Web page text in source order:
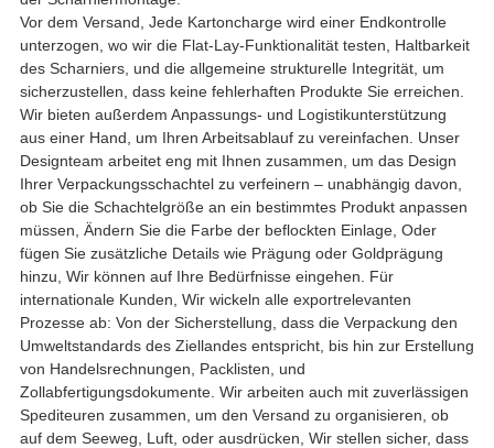
Vor dem Versand, Jede Kartoncharge wird einer Endkontrolle
unterzogen, wo wir die Flat-Lay-Funktionalität testen, Haltbarkeit
des Scharniers, und die allgemeine strukturelle Integrität, um
sicherzustellen, dass keine fehlerhaften Produkte Sie erreichen.
Wir bieten außerdem Anpassungs- und Logistikunterstützung
aus einer Hand, um Ihren Arbeitsablauf zu vereinfachen. Unser
Designteam arbeitet eng mit Ihnen zusammen, um das Design
Ihrer Verpackungsschachtel zu verfeinern – unabhängig davon,
ob Sie die Schachtelgröße an ein bestimmtes Produkt anpassen
müssen, Ändern Sie die Farbe der beflockten Einlage, Oder
fügen Sie zusätzliche Details wie Prägung oder Goldprägung
hinzu, Wir können auf Ihre Bedürfnisse eingehen. Für
internationale Kunden, Wir wickeln alle exportrelevanten
Prozesse ab: Von der Sicherstellung, dass die Verpackung den
Umweltstandards des Ziellandes entspricht, bis hin zur Erstellung
von Handelsrechnungen, Packlisten, und
Zollabfertigungsdokumente. Wir arbeiten auch mit zuverlässigen
Spediteuren zusammen, um den Versand zu organisieren, ob
auf dem Seeweg, Luft, oder ausdrücken, Wir stellen sicher, dass